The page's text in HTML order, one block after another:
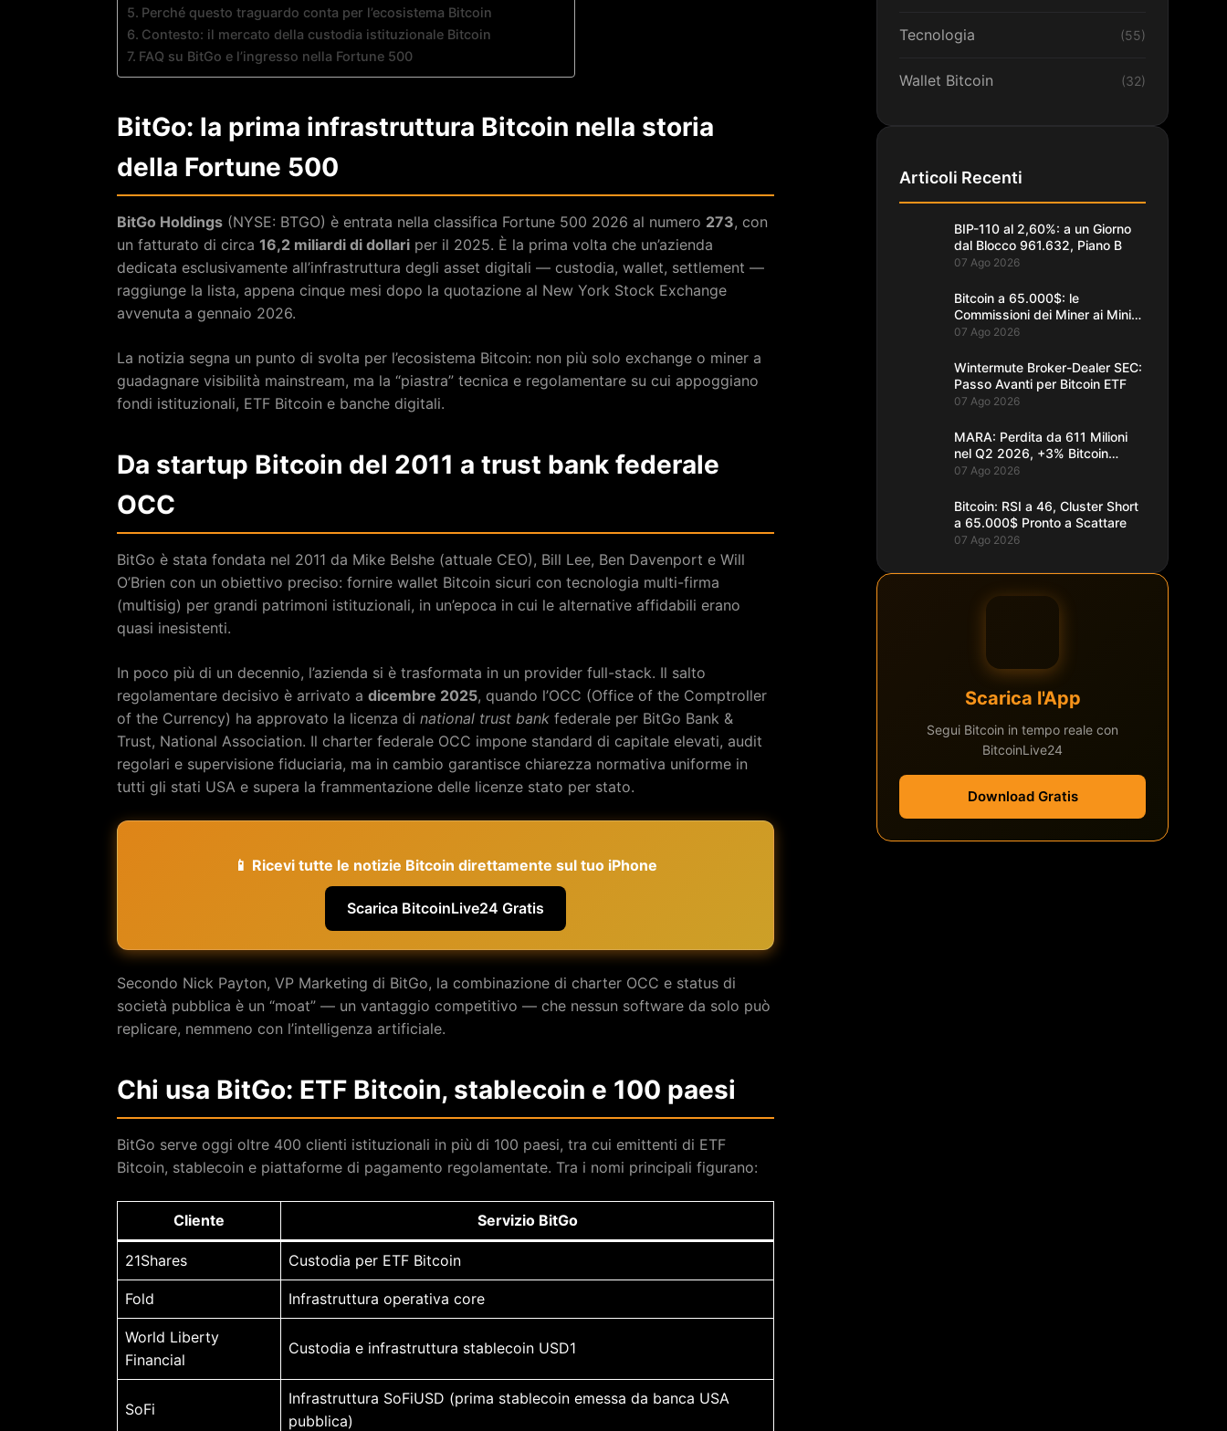
Perché questo traguardo conta per l’ecosistema Bitcoin
Contesto: il mercato della custodia istituzionale Bitcoin
FAQ su BitGo e l’ingresso nella Fortune 500
BitGo: la prima infrastruttura Bitcoin nella storia
della Fortune 500
BitGo Holdings (NYSE: BTGO) è entrata nella classifica Fortune 500 2026 al numero 273, con
un fatturato di circa 16,2 miliardi di dollari per il 2025. È la prima volta che un’azienda
dedicata esclusivamente all’infrastruttura degli asset digitali — custodia, wallet, settlement —
raggiunge la lista, appena cinque mesi dopo la quotazione al New York Stock Exchange
avvenuta a gennaio 2026.
La notizia segna un punto di svolta per l’ecosistema Bitcoin: non più solo exchange o miner a
guadagnare visibilità mainstream, ma la “piastra” tecnica e regolamentare su cui appoggiano
fondi istituzionali, ETF Bitcoin e banche digitali.
Da startup Bitcoin del 2011 a trust bank federale
OCC
BitGo è stata fondata nel 2011 da Mike Belshe (attuale CEO), Bill Lee, Ben Davenport e Will
O’Brien con un obiettivo preciso: fornire wallet Bitcoin sicuri con tecnologia multi-firma
(multisig) per grandi patrimoni istituzionali, in un’epoca in cui le alternative affidabili erano
quasi inesistenti.
In poco più di un decennio, l’azienda si è trasformata in un provider full-stack. Il salto
regolamentare decisivo è arrivato a dicembre 2025, quando l’OCC (Office of the Comptroller
of the Currency) ha approvato la licenza di national trust bank federale per BitGo Bank &
Trust, National Association. Il charter federale OCC impone standard di capitale elevati, audit
regolari e supervisione fiduciaria, ma in cambio garantisce chiarezza normativa uniforme in
tutti gli stati USA e supera la frammentazione delle licenze stato per stato.
📱 Ricevi tutte le notizie Bitcoin direttamente sul tuo iPhone
Scarica BitcoinLive24 Gratis
Secondo Nick Payton, VP Marketing di BitGo, la combinazione di charter OCC e status di
società pubblica è un “moat” — un vantaggio competitivo — che nessun software da solo può
replicare, nemmeno con l’intelligenza artificiale.
Chi usa BitGo: ETF Bitcoin, stablecoin e 100 paesi
BitGo serve oggi oltre 400 clienti istituzionali in più di 100 paesi, tra cui emittenti di ETF
Bitcoin, stablecoin e piattaforme di pagamento regolamentate. Tra i nomi principali figurano:
Cliente Servizio BitGo
21Shares Custodia per ETF Bitcoin
Fold Infrastruttura operativa core
World Liberty
Financial
Custodia e infrastruttura stablecoin USD1
SoFi
Infrastruttura SoFiUSD (prima stablecoin emessa da banca USA
pubblica)
Tecnologia (55)
Wallet Bitcoin (32)
Articoli Recenti
BIP-110 al 2,60%: a un Giorno
dal Blocco 961.632, Piano B
07 Ago 2026
Bitcoin a 65.000$: le
Commissioni dei Miner ai Minimi
da un Decennio
07 Ago 2026
Wintermute Broker-Dealer SEC:
Passo Avanti per Bitcoin ETF
07 Ago 2026
MARA: Perdita da 611 Milioni
nel Q2 2026, +3% Bitcoin
Minati
07 Ago 2026
Bitcoin: RSI a 46, Cluster Short
a 65.000$ Pronto a Scattare
07 Ago 2026
Scarica l'App
Segui Bitcoin in tempo reale con
BitcoinLive24
Download Gratis